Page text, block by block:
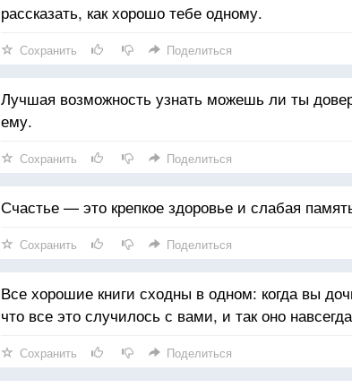
рассказать, как хорошо тебе одному.
Сохранить Поделиться
Лучшая возможность узнать можешь ли ты
ему.
Сохранить Поделиться
Счастье — это крепкое здоровье и слабая
Сохранить Поделиться
Все хорошие книги сходны в одном: когда вы
что все это случилось с вами, и так оно
Сохранить Поделиться